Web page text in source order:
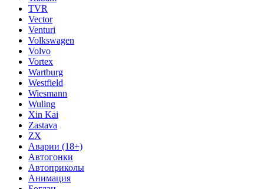
TVR
Vector
Venturi
Volkswagen
Volvo
Vortex
Wartburg
Westfield
Wiesmann
Wuling
Xin Kai
Zastava
ZX
Аварии (18+)
Автогонки
Автоприколы
Анимация